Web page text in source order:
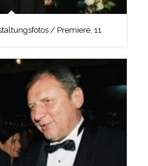
/ Premiere, 11